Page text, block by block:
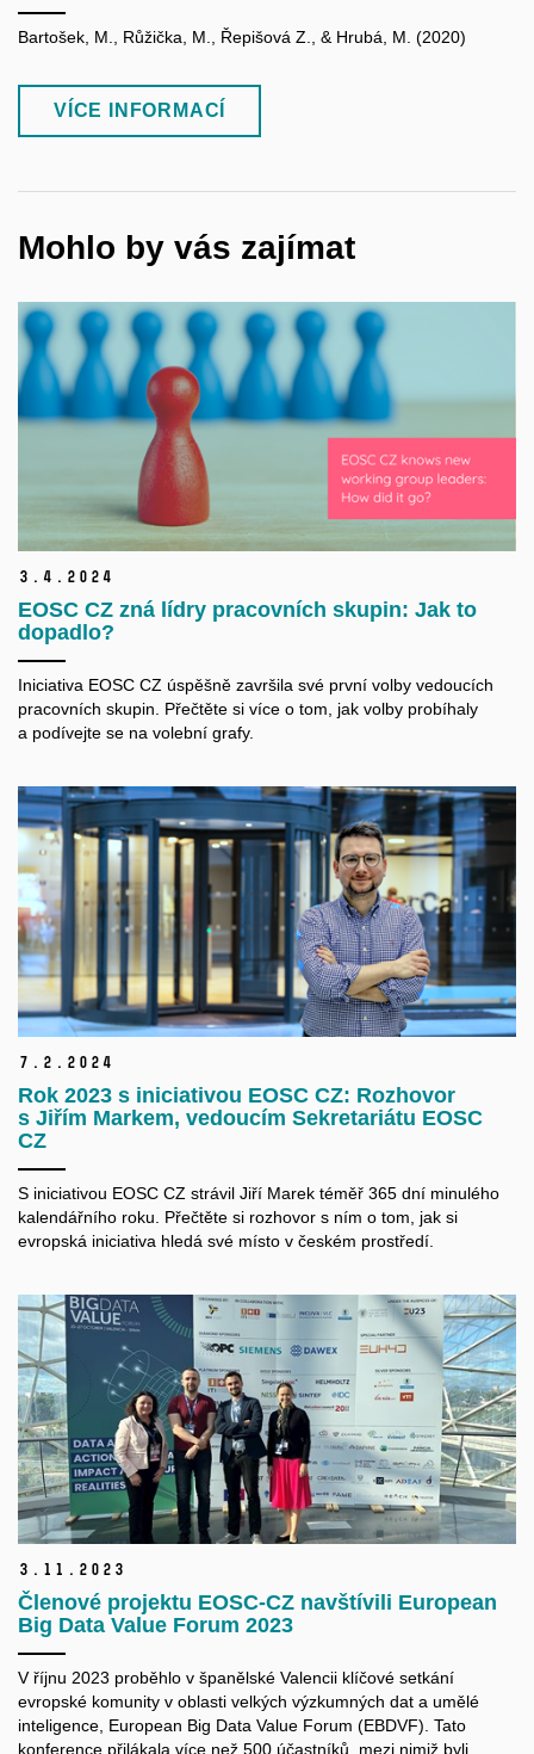
Bartošek, M., Růžička, M., Řepišová Z., & Hrubá, M. (2020)
VÍCE INFORMACÍ
Mohlo by vás zajímat
3. 4. 2024
EOSC CZ zná lídry pracovních skupin: Jak to
dopadlo?
Iniciativa EOSC CZ úspěšně završila své první volby vedoucích
pracovních skupin. Přečtěte si více o tom, jak volby probíhaly
a podívejte se na volební grafy.
7. 2. 2024
Rok 2023 s iniciativou EOSC CZ: Rozhovor
s Jiřím Markem, vedoucím Sekretariátu EOSC
CZ
S iniciativou EOSC CZ strávil Jiří Marek téměř 365 dní minulého
kalendářního roku. Přečtěte si rozhovor s ním o tom, jak si
evropská iniciativa hledá své místo v českém prostředí.
3. 11. 2023
Členové projektu EOSC-CZ navštívili European
Big Data Value Forum 2023
V říjnu 2023 proběhlo v španělské Valencii klíčové setkání
evropské komunity v oblasti velkých výzkumných dat a umělé
inteligence, European Big Data Value Forum (EBDVF). Tato
konference přilákala více než 500 účastníků, mezi nimiž byli